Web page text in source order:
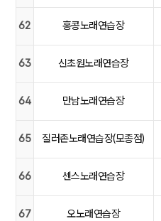
62 홍콩노래연습장
63 신초원노래연습장
64 만남노래연습장
65 질러존노래연습장(모종점)
66 센스노래연습장
67 오노래연습장